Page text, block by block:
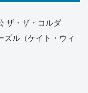
ザ・ザ・コルダ
ズル（ケイト・ウィ